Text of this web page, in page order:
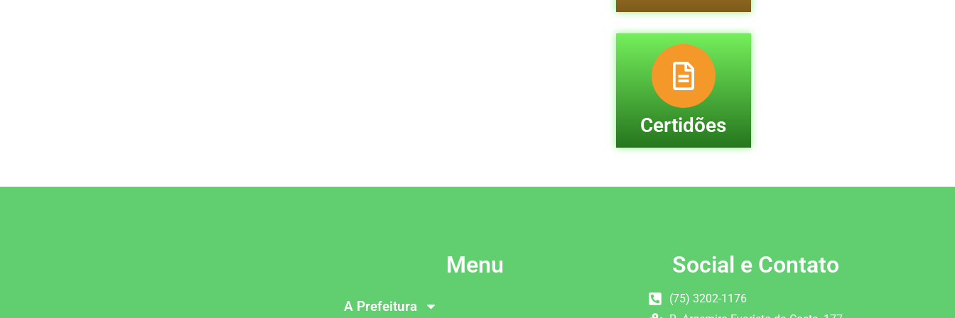
Certidões
Menu
A Prefeitura
Social e Contato
(75) 3202-1176